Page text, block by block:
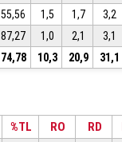
55,56 1,5 1,7 3,2
87,27 1,0 2,1 3,1
74,78 10,3 20,9 31,1
%TL RO RD